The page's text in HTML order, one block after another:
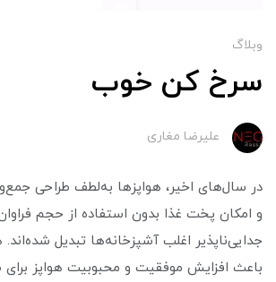
وبلاگ
سرخ کن خوب
علیرضا مغاری
در سال‌های اخیر، هواپزها به‌لطف طراحی
و امکان پخت غذا بدون استفاده از حجم
جدایی‌ناپذیر اغلب آشپزخانه‌ها تبدیل
باعث افزایش موفقیت و محبوبیت هواپز برای